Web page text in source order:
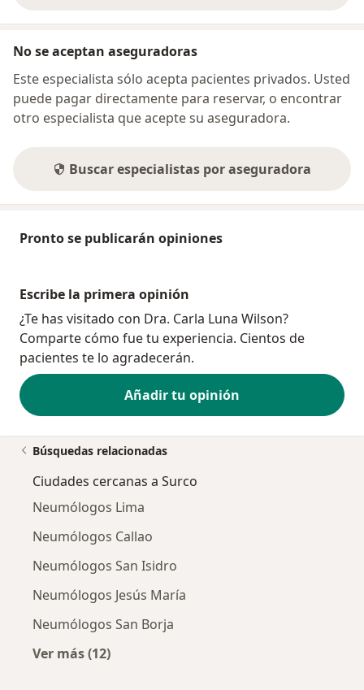
No se aceptan aseguradoras
Este especialista sólo acepta pacientes privados. Usted
puede pagar directamente para reservar, o encontrar
otro especialista que acepte su aseguradora.
Buscar especialistas por aseguradora
Pronto se publicarán opiniones
Escribe la primera opinión
¿Te has visitado con Dra. Carla Luna Wilson?
Comparte cómo fue tu experiencia. Cientos de
pacientes te lo agradecerán.
Añadir tu opinión
Búsquedas relacionadas
Ciudades cercanas a Surco
Neumólogos Lima
Neumólogos Callao
Neumólogos San Isidro
Neumólogos Jesús María
Neumólogos San Borja
Ver más (12)